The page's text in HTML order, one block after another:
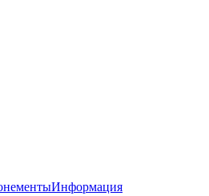
Информация